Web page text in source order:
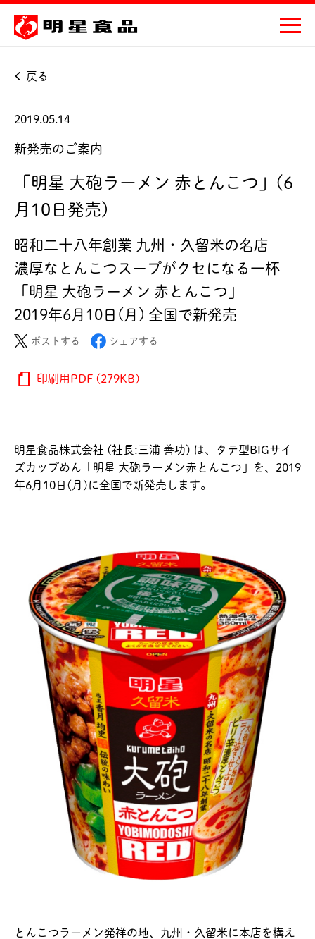
戻る
2019.05.14
新発売のご案内
「明星 大砲ラーメン 赤とんこつ」(6
月10日発売)
昭和二十八年創業 九州・久留米の名店
濃厚なとんこつスープがクセになる一杯
「明星 大砲ラーメン 赤とんこつ」
2019年6月10日(月) 全国で新発売
ポストする シェアする
印刷用PDF (279KB)
明星食品株式会社 (社長:三浦 善功) は、タテ型BIGサイ
ズカップめん「明星 大砲ラーメン赤とんこつ」を、2019
年6月10日(月)に全国で新発売します。
とんこつラーメン発祥の地、九州・久留米に本店を構え